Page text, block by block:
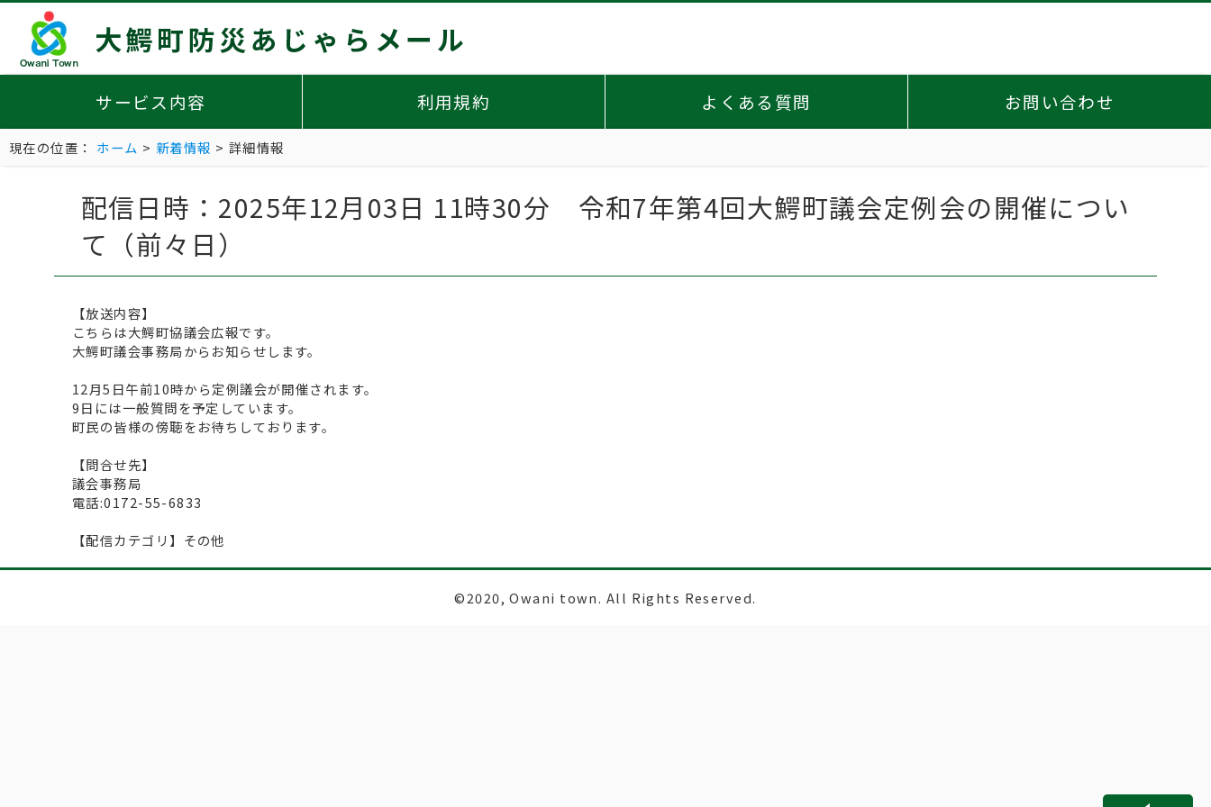
サービス内容 利用規約 よくある質問 お問い合わせ
現在の位置： ホーム > 新着情報 > 詳細情報
配信日時：2025年12月03日 11時30分 令和7年第4回大鰐町議会定例会の開催につい
て（前々日）
【放送内容】
こちらは大鰐町協議会広報です。
大鰐町議会事務局からお知らせします。
12月5日午前10時から定例議会が開催されます。
9日には一般質問を予定しています。
町民の皆様の傍聴をお待ちしております。
【問合せ先】
議会事務局
電話:0172-55-6833
【配信カテゴリ】その他
©2020, Owani town. All Rights Reserved.